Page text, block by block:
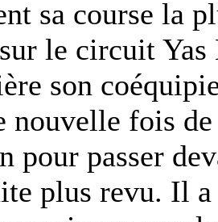
sa course la
le circuit
son
nouvelle fois
pour passer
plus revu. Il